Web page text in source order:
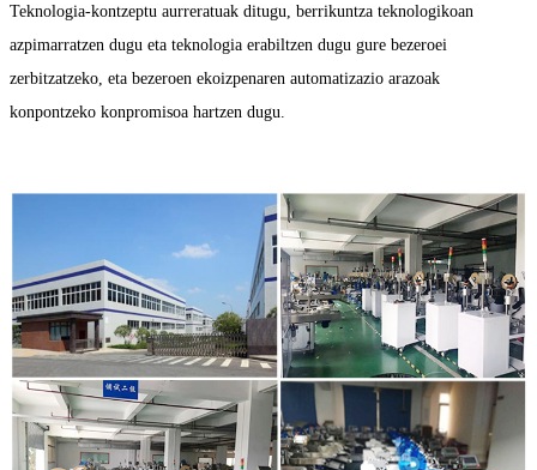
Teknologia-kontzeptu aurreratuak ditugu, berrikuntza teknologikoan
azpimarratzen dugu eta teknologia erabiltzen dugu gure bezeroei
zerbitzatzeko, eta bezeroen ekoizpenaren automatizazio arazoak
konpontzeko konpromisoa hartzen dugu.